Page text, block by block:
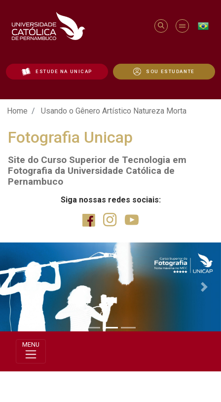
ESTUDE NA UNICAP SOU ESTUDANTE
Usando o Gênero Artístico Natureza
Home Usando o Gênero Artístico Natureza Morta
Fotografia Unicap
Site do Curso Superior de Tecnologia em
Fotografia da Universidade Católica de
Pernambuco
Siga nossas redes sociais:
Previous Next
MENU